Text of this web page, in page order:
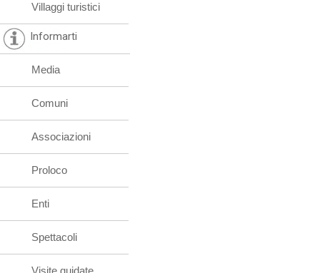
Villaggi turistici
Informarti
Media
Comuni
Associazioni
Proloco
Enti
Spettacoli
Visite guidate